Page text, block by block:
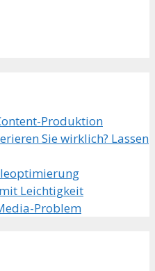
Produktion
Sie wirklich? Lassen
Leichtigkeit
Problem